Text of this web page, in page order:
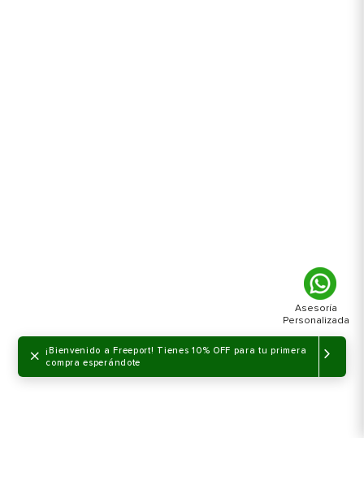
×
¡Bienvenido a Freeport! Tienes 10% OFF para tu primera
compra esperándote